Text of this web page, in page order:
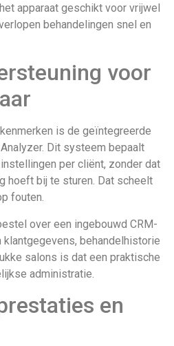
apparaat geschikt voor vrijwel
behandelingen snel en
voor
is de geïntegreerde
Dit systeem bepaalt
per cliënt, zonder dat
hoeft bij te sturen. Dat scheelt
fouten.
over een ingebouwd CRM-
behandelhistorie
salons is dat een praktische
administratie.
en